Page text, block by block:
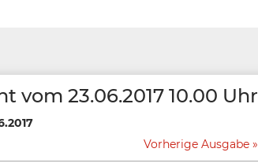
vom 23.06.2017 10.00 Uhr
Vorherige Ausgabe